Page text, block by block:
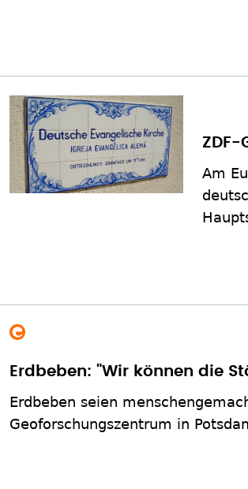
ZDF-
Am
Erdbeben: "Wir können die
Erdbeben seien
Geoforschungszentrum in